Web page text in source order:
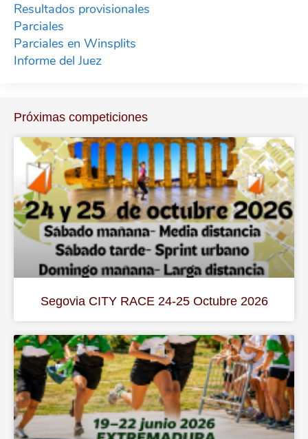
Resultados provisionales
Parciales
Parciales en Winsplits
Informe del Juez
Próximas competiciones
Segovia CITY RACE 24-25 Octubre 2026